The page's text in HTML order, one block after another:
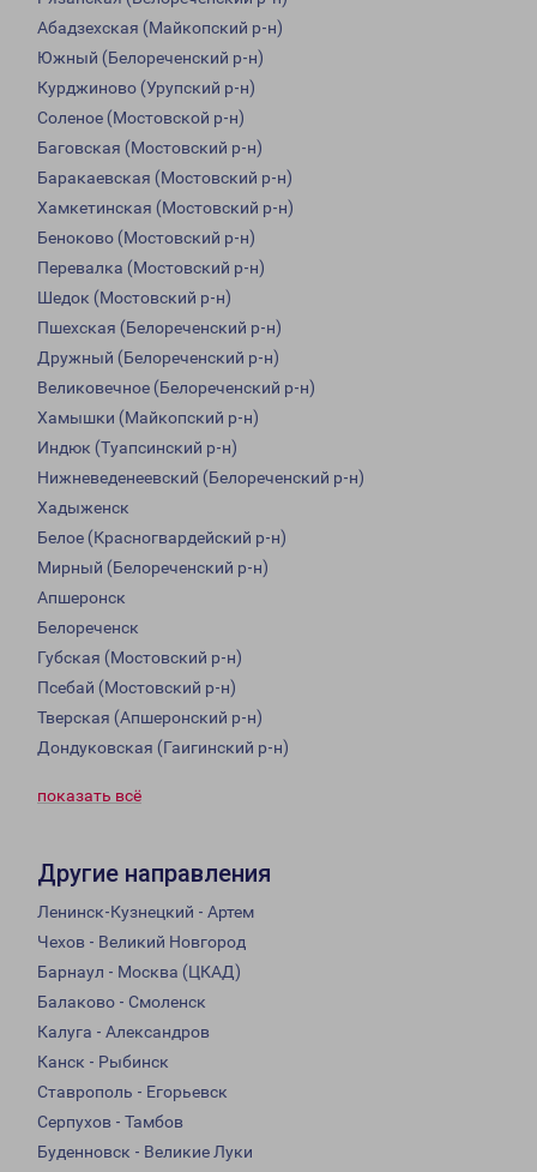
Абадзехская (Майкопский р-н)
Южный (Белореченский р-н)
Курджиново (Урупский р-н)
Соленое (Мостовской р-н)
Баговская (Мостовский р-н)
Баракаевская (Мостовский р-н)
Хамкетинская (Мостовский р-н)
Беноково (Мостовский р-н)
Перевалка (Мостовский р-н)
Шедок (Мостовский р-н)
Пшехская (Белореченский р-н)
Дружный (Белореченский р-н)
Великовечное (Белореченский р-н)
Хамышки (Майкопский р-н)
Индюк (Туапсинский р-н)
Нижневеденеевский (Белореченский р-н)
Хадыженск
Белое (Красногвардейский р-н)
Мирный (Белореченский р-н)
Апшеронск
Белореченск
Губская (Мостовский р-н)
Псебай (Мостовский р-н)
Тверская (Апшеронский р-н)
Дондуковская (Гаигинский р-н)
показать всё
Другие направления
Ленинск-Кузнецкий - Артем
Чехов - Великий Новгород
Барнаул - Москва (ЦКАД)
Балаково - Смоленск
Калуга - Александров
Канск - Рыбинск
Ставрополь - Егорьевск
Серпухов - Тамбов
Буденновск - Великие Луки